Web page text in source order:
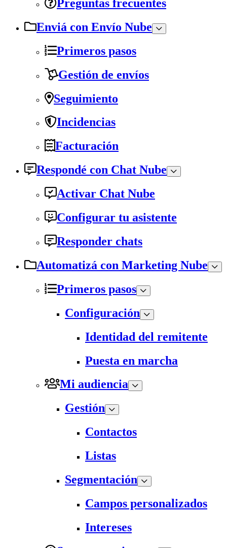
Preguntas frecuentes
Enviá con Envío Nube
Primeros pasos
Gestión de envíos
Seguimiento
Incidencias
Facturación
Respondé con Chat Nube
Activar Chat Nube
Configurar tu asistente
Responder chats
Automatizá con Marketing Nube
Primeros pasos
Configuración
Identidad del remitente
Puesta en marcha
Mi audiencia
Gestión
Contactos
Listas
Segmentación
Campos personalizados
Intereses